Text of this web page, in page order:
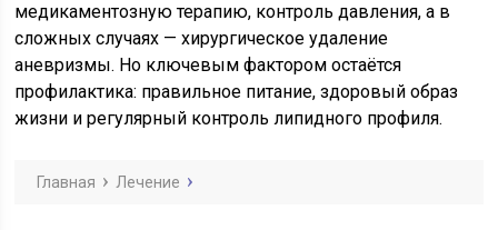
медикаментозную терапию, контроль давления, а в
сложных случаях — хирургическое удаление
аневризмы. Но ключевым фактором остаётся
профилактика: правильное питание, здоровый образ
жизни и регулярный контроль липидного профиля.
Главная Лечение